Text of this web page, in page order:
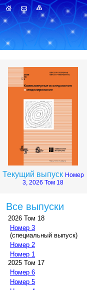
Текущий выпуск Номер
3, 2026 Том 18
Все выпуски
2026 Том 18
Номер 3
(специальный выпуск)
Номер 2
Номер 1
2025 Том 17
Номер 6
Номер 5